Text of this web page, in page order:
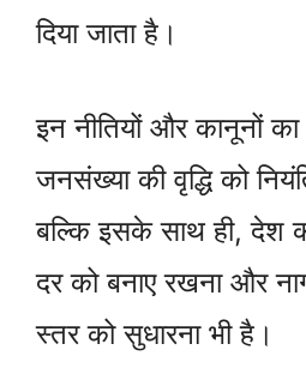
दिया जाता है।
इन नीतियों और कानूनों
जनसंख्या की वृद्धि को
बल्कि इसके साथ ही, देश
दर को बनाए रखना और
स्तर को सुधारना भी है।